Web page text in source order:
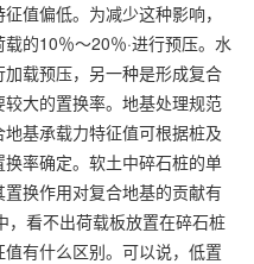
值偏低。为减少这种影响，
的10％～20％·进行预压。水
载预压，另一种是形成复合
大的置换率。地基处理规范
基承载力特征值可根据桩及
率确定。软土中碎石桩的单
换作用对复合地基的贡献有
，看不出荷载板放置在碎石桩
有什么区别。可以说，低置